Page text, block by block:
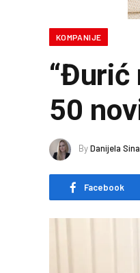
KOMPANIJE
“Đurić
50
ByDanijela
Facebook